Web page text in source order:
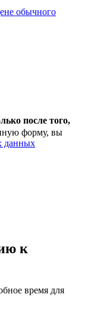
обычного
после того,
форму, вы
данных
к
время для